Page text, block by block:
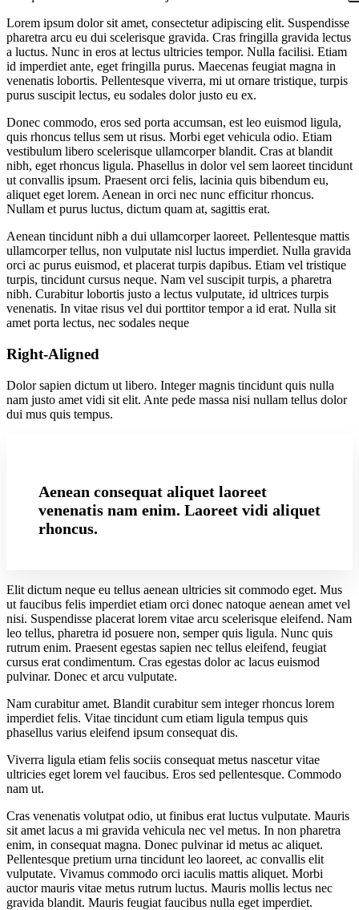
Lorem ipsum dolor sit amet, consectetur adipiscing elit. Suspendisse
pharetra arcu eu dui scelerisque gravida. Cras fringilla gravida lectus
a luctus. Nunc in eros at lectus ultricies tempor. Nulla facilisi. Etiam
id imperdiet ante, eget fringilla purus. Maecenas feugiat magna in
venenatis lobortis. Pellentesque viverra, mi ut ornare tristique, turpis
purus suscipit lectus, eu sodales dolor justo eu ex.
Donec commodo, eros sed porta accumsan, est leo euismod ligula,
quis rhoncus tellus sem ut risus. Morbi eget vehicula odio. Etiam
vestibulum libero scelerisque ullamcorper blandit. Cras at blandit
nibh, eget rhoncus ligula. Phasellus in dolor vel sem laoreet tincidunt
ut convallis ipsum. Praesent orci felis, lacinia quis bibendum eu,
aliquet eget lorem. Aenean in orci nec nunc efficitur rhoncus.
Nullam et purus luctus, dictum quam at, sagittis erat.
Aenean tincidunt nibh a dui ullamcorper laoreet. Pellentesque mattis
ullamcorper tellus, non vulputate nisl luctus imperdiet. Nulla gravida
orci ac purus euismod, et placerat turpis dapibus. Etiam vel tristique
turpis, tincidunt cursus neque. Nam vel suscipit turpis, a pharetra
nibh. Curabitur lobortis justo a lectus vulputate, id ultrices turpis
venenatis. In vitae risus vel dui porttitor tempor a id erat. Nulla sit
amet porta lectus, nec sodales neque
Right-Aligned
Dolor sapien dictum ut libero. Integer magnis tincidunt quis nulla
nam justo amet vidi sit elit. Ante pede massa nisi nullam tellus dolor
dui mus quis tempus.
Aenean consequat aliquet laoreet
venenatis nam enim. Laoreet vidi aliquet
rhoncus.
Elit dictum neque eu tellus aenean ultricies sit commodo eget. Mus
ut faucibus felis imperdiet etiam orci donec natoque aenean amet vel
nisi. Suspendisse placerat lorem vitae arcu scelerisque eleifend. Nam
leo tellus, pharetra id posuere non, semper quis ligula. Nunc quis
rutrum enim. Praesent egestas sapien nec tellus eleifend, feugiat
cursus erat condimentum. Cras egestas dolor ac lacus euismod
pulvinar. Donec et arcu vulputate.
Nam curabitur amet. Blandit curabitur sem integer rhoncus lorem
imperdiet felis. Vitae tincidunt cum etiam ligula tempus quis
phasellus varius eleifend ipsum consequat dis.
Viverra ligula etiam felis sociis consequat metus nascetur vitae
ultricies eget lorem vel faucibus. Eros sed pellentesque. Commodo
nam ut.
Cras venenatis volutpat odio, ut finibus erat luctus vulputate. Mauris
sit amet lacus a mi gravida vehicula nec vel metus. In non pharetra
enim, in consequat magna. Donec pulvinar id metus ac aliquet.
Pellentesque pretium urna tincidunt leo laoreet, ac convallis elit
vulputate. Vivamus commodo orci iaculis mattis aliquet. Morbi
auctor mauris vitae metus rutrum luctus. Mauris mollis lectus nec
gravida blandit. Mauris feugiat faucibus nulla eget imperdiet.